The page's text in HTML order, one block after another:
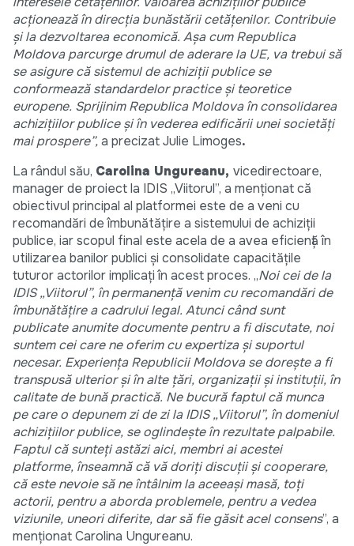
acționează în direcția bunăstării cetățenilor. Contribuie
și la dezvoltarea economică. Așa cum Republica
Moldova parcurge drumul de aderare la UE, va trebui să
se asigure că sistemul de achiziții publice se
conformează standardelor practice și teoretice
europene. Sprijinim Republica Moldova în consolidarea
achizițiilor publice și în vederea edificării unei societăți
mai prospere”,a precizat Julie Limoges.
La rândul său, Carolina Ungureanu, vicedirectoare,
manager de proiect la IDIS „Viitorul”, a menționat că
obiectivul principal al platformei este de a veni cu
recomandări de îmbunătățire a sistemului de achiziții
publice, iar scopul final este acela de a avea eficiență în
utilizarea banilor publici și consolidate capacitățile
tuturor actorilor implicați în acest proces. „Noi cei de la
IDIS „Viitorul”, în permanență venim cu recomandări de
îmbunătățire a cadrului legal. Atunci când sunt
publicate anumite documente pentru a fi discutate, noi
suntem cei care ne oferim cu expertiza și suportul
necesar. Experiența Republicii Moldova se dorește a fi
transpusă ulterior și în alte țări, organizații și instituții, în
calitate de bună practică. Ne bucură faptul că munca
pe care o depunem zi de zi la IDIS „Viitorul”, în domeniul
achizițiilor publice, se oglindește în rezultate palpabile.
Faptul că sunteți astăzi aici, membri ai acestei
platforme, înseamnă că vă doriți discuții și cooperare,
că este nevoie să ne întâlnim la aceeași masă, toți
actorii, pentru a aborda problemele, pentru a vedea
viziunile, uneori diferite, dar să fie găsit acel consens”, a
menționat Carolina Ungureanu.